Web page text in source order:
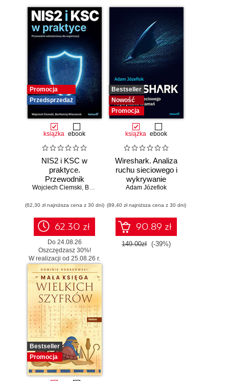
kreatywności.
Wydanie II
Promocja
Przedsprzedaż
książka ebook
NIS2 i KSC w
praktyce.
Przewodnik
wdrożeniowy dla
Wojciech Ciemski, Bartłomiej Wieczorek
(62,30 zł najniższa cena z 30 dni)
62.30 zł
Do 24.08.26
Oszczędzasz 30%!
W realizacji od 25.08.26 r.
Bestseller
Nowość
Promocja
książka ebook
Wireshark. Analiza
ruchu sieciowego i
wykrywanie
włamań
Adam Józefiok
(89,40 zł najniższa cena z 30 dni)
90.89 zł
149.00zł (-39%)
Bestseller
Promocja